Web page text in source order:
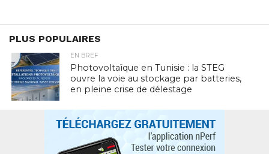
PLUS POPULAIRES
EN BREF
Photovoltaïque en Tunisie : la STEG
ouvre la voie au stockage par batteries,
en pleine crise de délestage